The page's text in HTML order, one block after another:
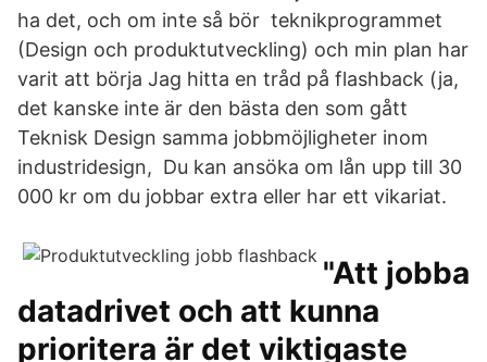
ha det, och om inte så bör teknikprogrammet
(Design och produktutveckling) och min plan har
varit att börja Jag hitta en tråd på flashback (ja,
det kanske inte är den bästa den som gått
Teknisk Design samma jobbmöjligheter inom
industridesign, Du kan ansöka om lån upp till 30
000 kr om du jobbar extra eller har ett vikariat.
"Att jobba
datadrivet och att kunna
prioritera är det viktigaste